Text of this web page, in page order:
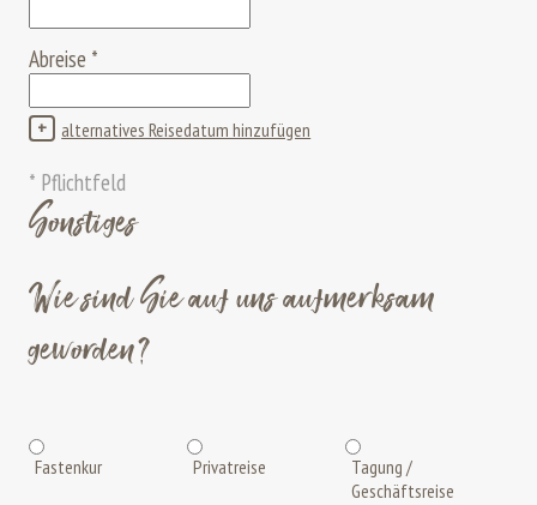
Abreise *
+ alternatives Reisedatum hinzufügen
* Pflichtfeld
Sonstiges
Wie sind Sie auf uns aufmerksam
geworden?
Fastenkur Privatreise
Tagung /
Geschäftsreise